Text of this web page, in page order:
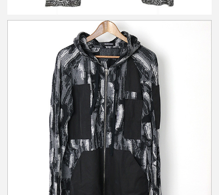
DAMIR DOMA 総柄ジップアップパッチワーク切替パーカー
詳しく見る